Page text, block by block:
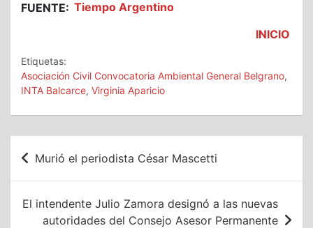
FUENTE: Tiempo Argentino
INICIO
Etiquetas:
Asociación Civil Convocatoria Ambiental General Belgrano,
INTA Balcarce, Virginia Aparicio
Navegación
de
entradas
Murió el periodista César Mascetti
El intendente Julio Zamora designó a las nuevas
autoridades del Consejo Asesor Permanente